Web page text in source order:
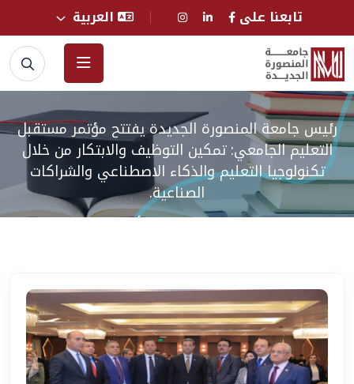
تابعنا على العربية
رئيس جامعة المنصورة الجديدة يفتتح مؤتمر مستقبل
التعليم الجامعي: تمكين التوظيف والابتكار من خلال
تكنولوجيا التعليم والذكاء الاصطناعي والشراكات
الصناعية.
الرئيسية الأخبار